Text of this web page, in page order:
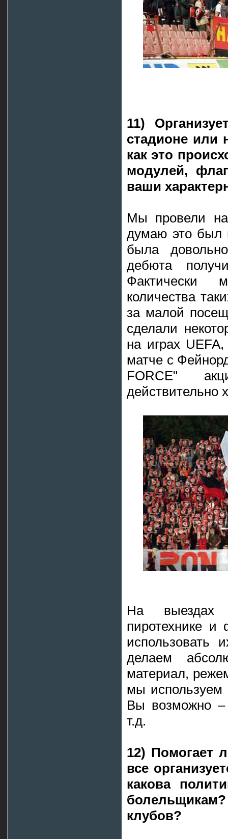
11)
стадионе или
как это
модулей,
ваши
Мы провели
думаю это был
была
дебюта
количества
за малой
сделали
на играх
матче с
FORCE"
действительно
На выездах
пиротехнике и
использовать
делаем
материал,
мы используем
Вы возможно
т.д.
12) Помогает
все
какова
клубов?